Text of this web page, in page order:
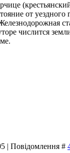
от
числится
| Повідомлення #